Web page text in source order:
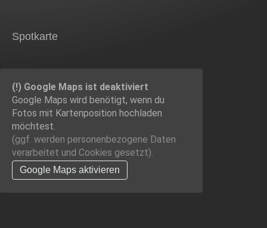
Spotkarte
(!) Google Maps ist deaktiviert
Google Maps wird benötigt, wenn du
Fotos mit Kartenposition hochladen
möchtest.
(ggf. werden personen­bezogene Daten
verarbeitet und Cookies gesetzt).
Google Maps aktivieren